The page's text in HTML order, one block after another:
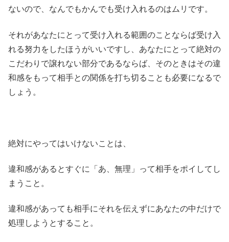
ないので、なんでもかんでも受け入れるのはムリです。
それがあなたにとって受け入れる範囲のことならば受け入
れる努力をしたほうがいいですし、あなたにとって絶対の
こだわりで譲れない部分であるならば、そのときはその違
和感をもって相手との関係を打ち切ることも必要になるで
しょう。
絶対にやってはいけないことは、
違和感があるとすぐに「あ、無理」って相手をポイしてし
まうこと。
違和感があっても相手にそれを伝えずにあなたの中だけで
処理しようとすること。